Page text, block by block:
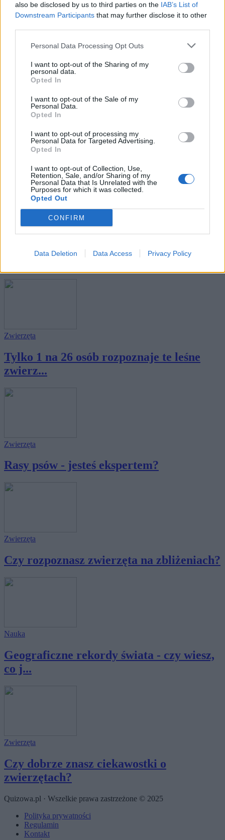
also be disclosed by us to third parties on the IAB’s List of
Downstream Participants that may further disclose it to other
Personal Data Processing Opt Outs
I want to opt-out of the Sharing of my
personal data.
Opted In
I want to opt-out of the Sale of my
Personal Data.
Opted In
I want to opt-out of processing my
Personal Data for Targeted Advertising.
Opted In
I want to opt-out of Collection, Use,
Retention, Sale, and/or Sharing of my
Personal Data that Is Unrelated with the
Purposes for which it was collected.
Opted Out
CONFIRM
Data Deletion Data Access Privacy Policy
Zwierzęta
Tylko 1 na 26 osób rozpoznaje te
zwierzęta Af...
Przyrodnicze
Przyrodnicze ciekawostki - wiesz więcej,
niż ...
Zwierzęta
Tylko 1 na 26 osób rozpoznaje te
Zwierzęta
Tylko 1 na 26 osób rozpoznaje te leśne
zwierz...
Zwierzęta
Rasy psów - jesteś ekspertem?
Zwierzęta
Czy rozpoznasz zwierzęta na zbliżeniach?
Nauka
Geograficzne rekordy świata - czy wiesz,
co j...
Zwierzęta
Czy dobrze znasz ciekawostki o
zwierzętach?
Quizowa.pl · Wszelkie prawa zastrzeżone © 2025
Polityka prywatności
Regulamin
Kontakt